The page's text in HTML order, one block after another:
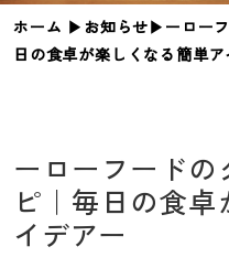
ホーム ▶︎ お知らせ▶︎ ーロー
日の食卓が楽しくなる簡単
ーローフード
ピ｜毎日の食
イデアー